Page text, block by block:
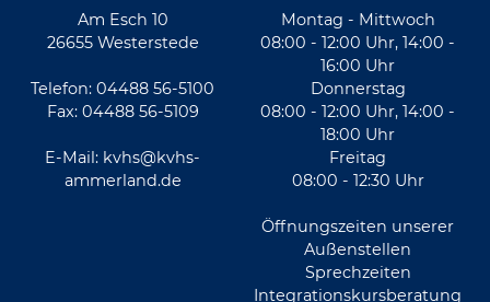
Am Esch 10
26655 Westerstede
Telefon: 04488 56-5100
Fax: 04488 56-5109
E-Mail: kvhs@kvhs-
ammerland.de
Montag - Mittwoch
08:00 - 12:00 Uhr, 14:00 -
16:00 Uhr
Donnerstag
08:00 - 12:00 Uhr, 14:00 -
18:00 Uhr
Freitag
08:00 - 12:30 Uhr
Öffnungszeiten unserer
Außenstellen
Sprechzeiten
Integrationskursberatung